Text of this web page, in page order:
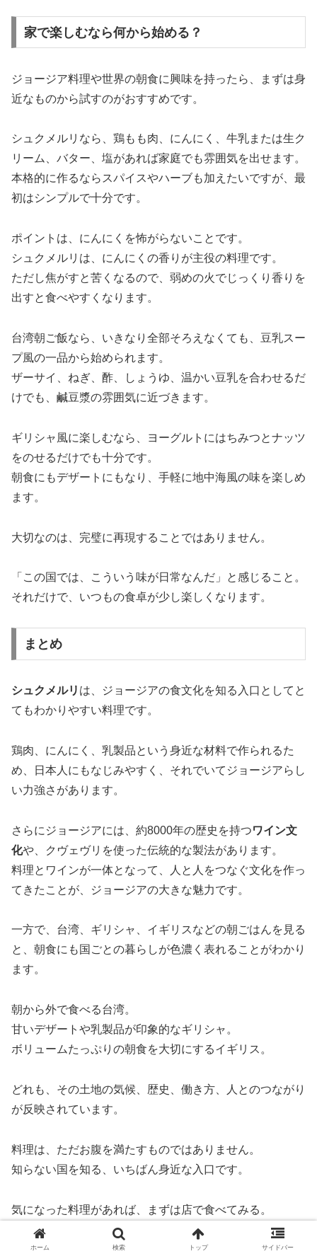
家で楽しむなら何から始める？
ジョージア料理や世界の朝食に興味を持ったら、まずは身
近なものから試すのがおすすめです。
シュクメルリなら、鶏もも肉、にんにく、牛乳または生ク
リーム、バター、塩があれば家庭でも雰囲気を出せます。
本格的に作るならスパイスやハーブも加えたいですが、最
初はシンプルで十分です。
ポイントは、にんにくを怖がらないことです。
シュクメルリは、にんにくの香りが主役の料理です。
ただし焦がすと苦くなるので、弱めの火でじっくり香りを
出すと食べやすくなります。
台湾朝ご飯なら、いきなり全部そろえなくても、豆乳スー
プ風の一品から始められます。
ザーサイ、ねぎ、酢、しょうゆ、温かい豆乳を合わせるだ
けでも、鹹豆漿の雰囲気に近づきます。
ギリシャ風に楽しむなら、ヨーグルトにはちみつとナッツ
をのせるだけでも十分です。
朝食にもデザートにもなり、手軽に地中海風の味を楽しめ
ます。
大切なのは、完璧に再現することではありません。
「この国では、こういう味が日常なんだ」と感じること。
それだけで、いつもの食卓が少し楽しくなります。
まとめ
シュクメルリ は、ジョージアの食文化を知る入口としてと
てもわかりやすい料理です。
鶏肉、にんにく、乳製品という身近な材料で作られるた
め、日本人にもなじみやすく、それでいてジョージアらし
い力強さがあります。
さらにジョージアには、約8000年の歴史を持つワイン文
化や、クヴェヴリを使った伝統的な製法があります。
料理とワインが一体となって、人と人をつなぐ文化を作っ
てきたことが、ジョージアの大きな魅力です。
一方で、台湾、ギリシャ、イギリスなどの朝ごはんを見る
と、朝食にも国ごとの暮らしが色濃く表れることがわかり
ます。
朝から外で食べる台湾。
甘いデザートや乳製品が印象的なギリシャ。
ボリュームたっぷりの朝食を大切にするイギリス。
どれも、その土地の気候、歴史、働き方、人とのつながり
が反映されています。
料理は、ただお腹を満たすものではありません。
知らない国を知る、いちばん身近な入口です。
気になった料理があれば、まずは店で食べてみる。
家で少しだけまねしてみる。
それだけでも、世界の見え方が少し変わります。
ホーム 検索 トップ サイドバー